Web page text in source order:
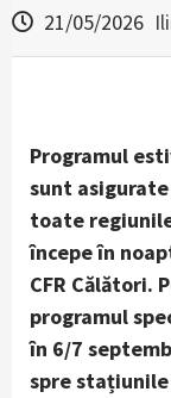
21/05/2026
Programul
sunt
toate
începe în
CFR Călători.
programul
în 6/7
spre